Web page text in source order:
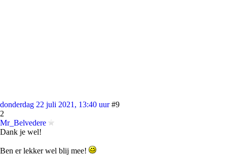
donderdag 22 juli 2021, 13:40 uur #9
2
Mr_Belvedere
Dank je wel!
Ben er lekker wel blij mee!